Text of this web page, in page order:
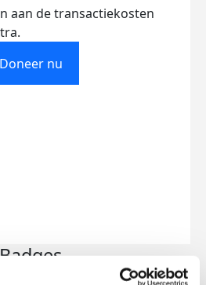
aan de transactiekosten
Doneer nu
Badges